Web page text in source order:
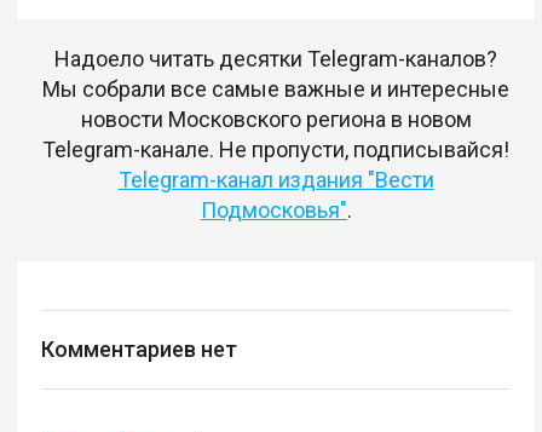
Надоело читать десятки Telegram-каналов?
Мы собрали все самые важные и интересные
новости Московского региона в новом
Telegram-канале. Не пропусти, подписывайся!
Telegram-канал издания "Вести
Подмосковья".
Комментариев нет